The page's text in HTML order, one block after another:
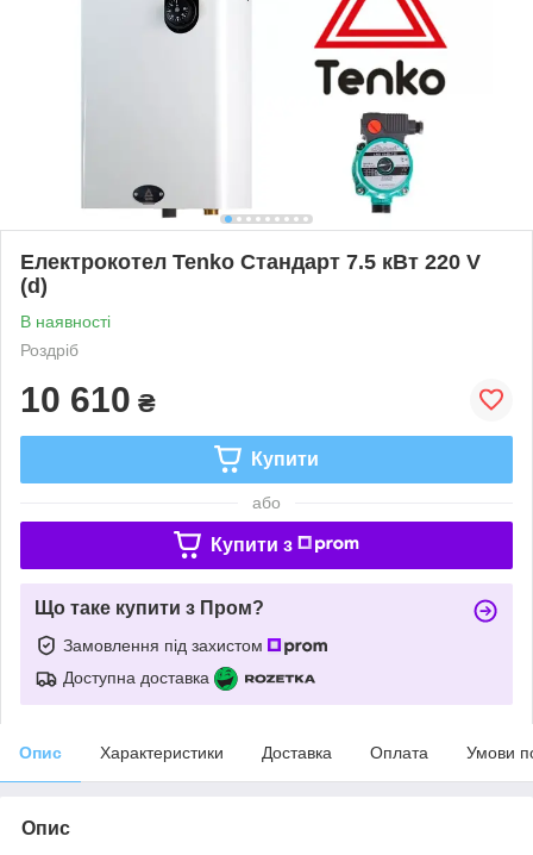
Електрокотел Tenko Стандарт 7.5 кВт 220 V
(d)
В наявності
Роздріб
10 610 ₴
Купити
або
Купити з
Що таке купити з Пром?
Замовлення під захистом
Доступна доставка
Опис Характеристики Доставка Оплата Умови
Опис